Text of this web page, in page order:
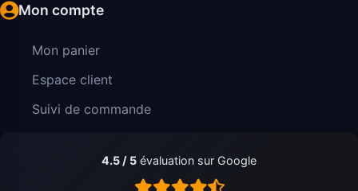
Mon compte
Mon panier
Espace client
Suivi de commande
4.5 / 5 évaluation sur Google